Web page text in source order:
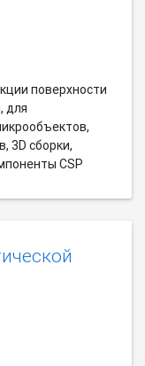
поверхности
для
3D сборки,
CSP